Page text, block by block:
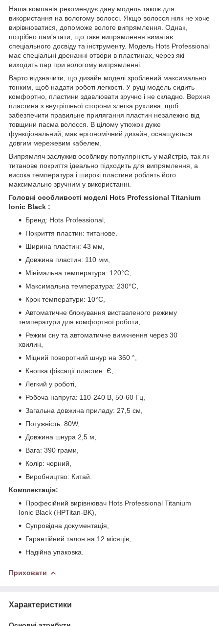
Наша компанія рекомендує дану модель також для
використання на вологому волоссі. Якщо волосся ніяк не хоче
вирівнюватися, допоможе вологе випрямлення. Однак,
потрібно пам'ятати, що таке випрямлення вимагає
спеціального досвіду та інструменту. Модель Hots Professional
має спеціальні дренажні отвори в пластинах, через які
виходить пар при вологому випрямленні.
Варто відзначити, що дизайн моделі зроблений максимально
тонким, щоб надати роботі легкості. У руці модель сидить
комфортно, пластини здавлювати зручно і не складно. Верхня
пластина з внутрішньої сторони злегка рухлива, щоб
забезпечити правильне прилягання пластин незалежно від
товщини пасма волосся. В цілому утюжок дуже
функціональний, має ергономічний дизайн, оснащується
довгим мережевим кабелем.
Випрямляч заслужив особливу популярність у майстрів, так як
титанове покриття ідеально підходить для випрямлення, а
висока температура і широкі пластини роблять його
максимально зручним у використанні.
Головні особливості моделі Hots Professional Titanium
Ionic Black :
Бренд: Hots Professional,
Покриття пластин: титанове.
Ширина пластин: 43 мм,
Довжина пластин: 110 мм,
Мінімальна температура: 120°С,
Максимальна температура: 230°С,
Крок температури: 10°C,
Автоматичне блокування виставленого режиму
температури для комфортної роботи,
Режим сну та автоматичне вимкнення через 30
хвилин,
Міцний поворотний шнур на 360 °,
Кнопка фіксації пластин: Є,
Легкий у роботі,
Робоча напруга: 110-240 В, 50-60 Гц,
Загальна довжина приладу: 27,5 см,
Потужність: 80W,
Довжина шнура 2,5 м,
Вага: 390 грами,
Колір: чорний,
Виробництво: Китай.
Комплектація:
Професійний вирівнювач Hots Professional Titanium
Ionic Black (HPTitan-BK),
Супровідна документація,
Гарантійний талон на 12 місяців,
Надійна упаковка.
Приховати
Характеристики